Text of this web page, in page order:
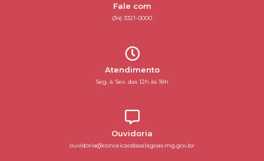
Fale com
(34) 3321-0000
Atendimento
Seg. à Sex. das 12h às 18h
Ouvidoria
ouvidoria@conceicaodasalagoas.mg.gov.br